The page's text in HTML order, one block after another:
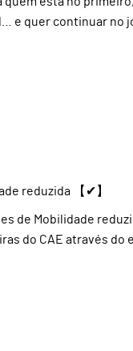
e quer continuar no
reduzida 【✔】
de Mobilidade
do CAE através do